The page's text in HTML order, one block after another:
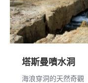
塔斯曼噴水洞
海浪穿洞的天然奇觀